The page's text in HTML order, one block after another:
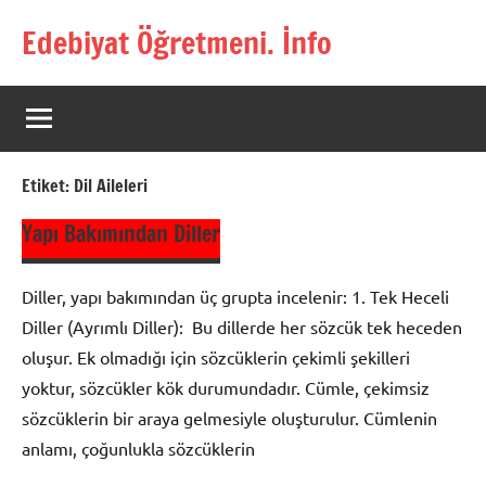
Edebiyat Öğretmeni. İnfo
Türkçe,
Türk
Dili
ve
Öğretmenlerinin
Sitesi
Etiket: Dil Aileleri
Yapı Bakımından Diller
Diller, yapı bakımından üç grupta incelenir: 1. Tek Heceli
Diller (Ayrımlı Diller): Bu dillerde her sözcük tek heceden
oluşur. Ek olmadığı için sözcüklerin çekimli şekilleri
yoktur, sözcükler kök durumundadır. Cümle, çekimsiz
sözcüklerin bir araya gelmesiyle oluşturulur. Cümlenin
anlamı, çoğunlukla sözcüklerin